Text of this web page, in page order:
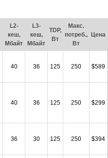
L2-
кеш,
Мбайт
L3-
кеш,
Мбайт
TDP,
Вт
Макс.
потреб.,
Вт
Цена
40 36 125 250 $589
40 36 125 250 $299
36 30 125 250 $394